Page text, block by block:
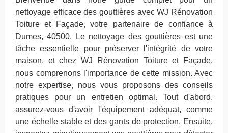
nettoyage efficace des gouttières avec WJ Rénovation
Toiture et Façade, votre partenaire de confiance à
Dumes, 40500. Le nettoyage des gouttières est une
tâche essentielle pour préserver l'intégrité de votre
maison, et chez WJ Rénovation Toiture et Façade,
nous comprenons l'importance de cette mission. Avec
notre expertise, nous vous proposons des conseils
pratiques pour un entretien optimal. Tout d'abord,
assurez-vous d'avoir l'équipement adéquat, comme
une échelle stable et des gants de protection. Ensuite,